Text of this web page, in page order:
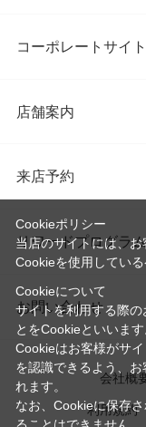
コーポレートサイト
店舗案内
来店予約
リワードプログラム
お問い合わせ
会社概
利用規約
Cookieポリシー
当店のサイトには、お
Cookieを使用している
Cookieについて
サイトを利用する際
とをCookieといいます
Cookieはお客様がサ
を認識できるよう、
れます。
なお、Cookieに保存